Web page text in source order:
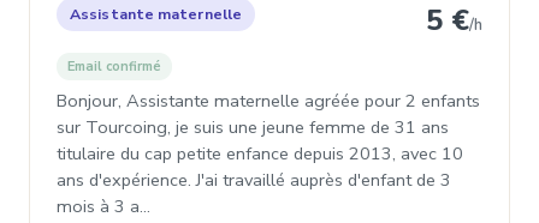
Assistante maternelle 5 €/h
Email confirmé
Bonjour, Assistante maternelle agréée pour 2 enfants
sur Tourcoing, je suis une jeune femme de 31 ans
titulaire du cap petite enfance depuis 2013, avec 10
ans d'expérience. J'ai travaillé auprès d'enfant de 3
mois à 3 a…